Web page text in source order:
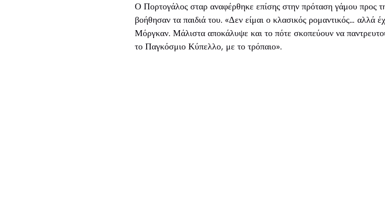
Ο Πορτογάλος σταρ αναφέρθηκε επίσης στην πρόταση γάμου προς
βοήθησαν τα παιδιά του. «Δεν είμαι ο κλασικός ρομαντικός… αλλά
Μόργκαν. Μάλιστα αποκάλυψε και το πότε σκοπεύουν να
το Παγκόσμιο Κύπελλο, με το τρόπαιο».